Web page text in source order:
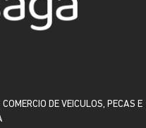
DE VEICULOS, PECAS E